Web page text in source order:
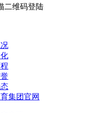
二维码登陆
集团官网